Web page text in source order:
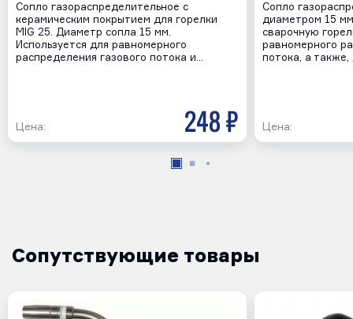
Сопло газораспределительное с
керамическим покрытием для горелки
MIG 25. Диаметр сопла 15 мм.
Используется для равномерного
распределения газового потока и…
Цена: 248 р
Сопло
диаметром 15
сварочную
равномерного
потока, а
Цена:
Сопутствующие товары